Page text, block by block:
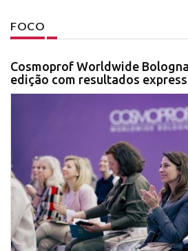
FOCO
Cosmoprof Worldwide
edição com resultados